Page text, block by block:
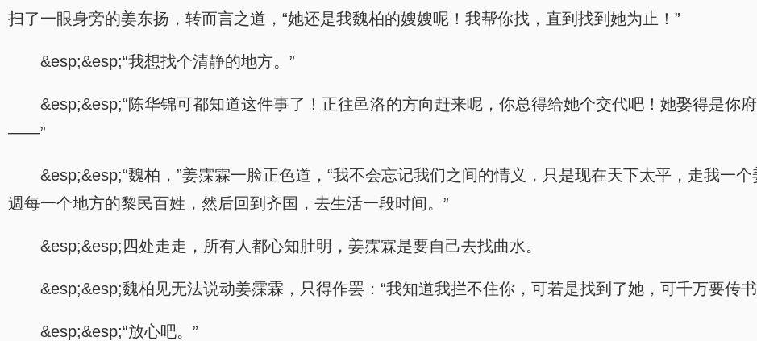
扫了一眼身旁的姜东扬，转而言之道，“她还是我魏柏的嫂嫂呢！我帮你找，直到找到她为止！”
&esp;&esp;“我想找个清静的地方。”
&esp;&esp;“陈华锦可都知道这件事了！正往邑洛的方向赶来呢，你总得给她个交代吧！她娶得是你
——”
&esp;&esp;“魏柏，”姜霂霖一脸正色道，“我不会忘记我们之间的情义，只是现在天下太平，走我一
週每一个地方的黎民百姓，然后回到齐国，去生活一段时间。”
&esp;&esp;四处走走，所有人都心知肚明，姜霂霖是要自己去找曲水。
&esp;&esp;魏柏见无法说动姜霂霖，只得作罢：“我知道我拦不住你，可若是找到了她，可千万要传
&esp;&esp;“放心吧。”